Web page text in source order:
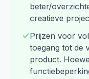
beter/
creatieve
Prijzen voor
toegang tot de
product.